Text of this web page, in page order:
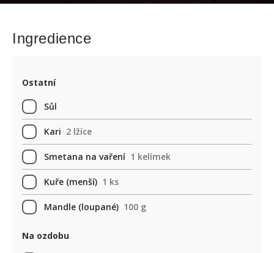
Ingredience
Ostatní
Sůl
Kari 2 lžíce
Smetana na vaření 1 kelímek
Kuře (menší) 1 ks
Mandle (loupané) 100 g
Na ozdobu